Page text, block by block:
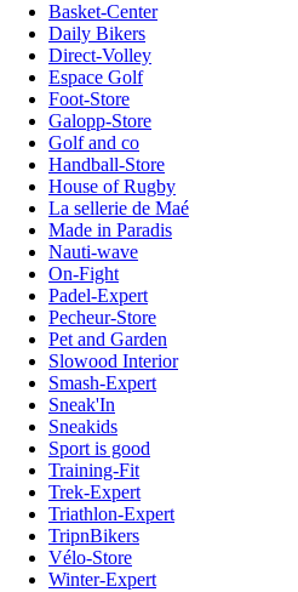
Basket-Center
Daily Bikers
Direct-Volley
Espace Golf
Foot-Store
Galopp-Store
Golf and co
Handball-Store
House of Rugby
La sellerie de Maé
Made in Paradis
Nauti-wave
On-Fight
Padel-Expert
Pecheur-Store
Pet and Garden
Slowood Interior
Smash-Expert
Sneak'In
Sneakids
Sport is good
Training-Fit
Trek-Expert
Triathlon-Expert
TripnBikers
Vélo-Store
Winter-Expert